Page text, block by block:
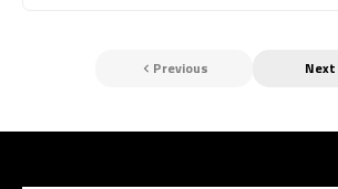
Previous Next